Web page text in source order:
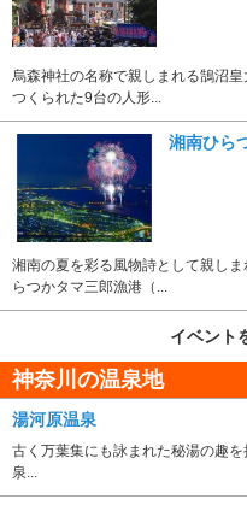
烏森神社の名称で親しまれる鵠沼
つくられた9台の人形...
湘南ひら
湘南の夏を彩る風物詩として親し
らつかタマ三郎漁港（...
イベント
神奈川の温泉地
湯河原温泉
古く万葉集にも詠まれた秘湯の趣
泉...